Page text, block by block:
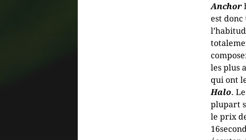
Anchor
est
les plus
qui ont
Halo.
plupart
le prix